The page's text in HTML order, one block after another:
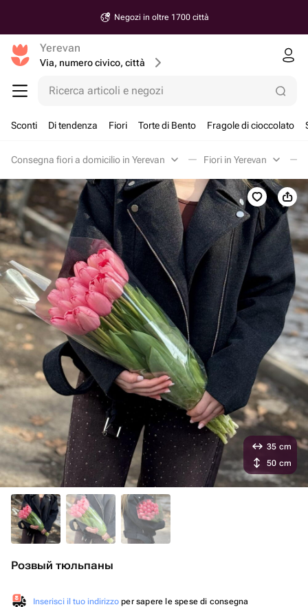
Negozi in oltre 1700 città
Yerevan
Via, numero civico, città
Ricerca articoli e negozi
Sconti Di tendenza Fiori Torte di Bento Fragole di cioccolato
Consegna fiori a domicilio in Yerevan Fiori in Yerevan
Розвый тюльпаны
Inserisci il tuo indirizzo per sapere le spese di consegna
35 cm
50 cm